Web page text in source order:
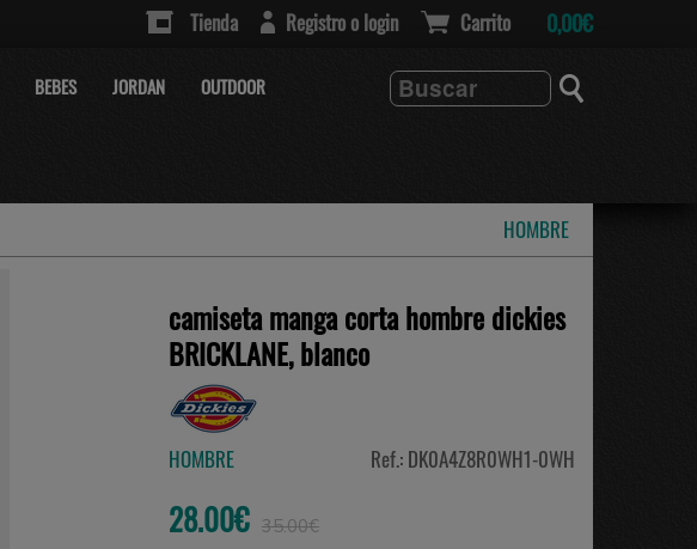
Tienda Registro o login Carrito 0,00€
BEBES JORDAN OUTDOOR
HOMBRE
camiseta manga corta hombre dickies
BRICKLANE, blanco
HOMBRE Ref.: DK0A4Z8R0WH1-0WH
28.00€ 35.00€